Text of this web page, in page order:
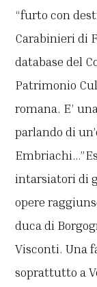
“furto con
Carabinieri di
database del
Patrimonio
romana. E’
parlando di
intarsiatori di
opere
duca di
Visconti. Una
soprattutto a